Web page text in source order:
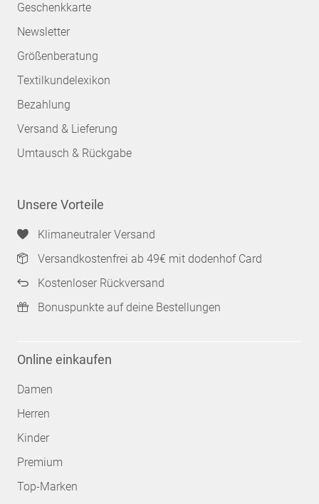
Geschenkkarte
Newsletter
Größenberatung
Textilkundelexikon
Bezahlung
Versand & Lieferung
Umtausch & Rückgabe
Unsere Vorteile
Klimaneutraler Versand
Versandkostenfrei ab 49€ mit dodenhof Card
Kostenloser Rückversand
Bonuspunkte auf deine Bestellungen
Online einkaufen
Damen
Herren
Kinder
Premium
Top-Marken